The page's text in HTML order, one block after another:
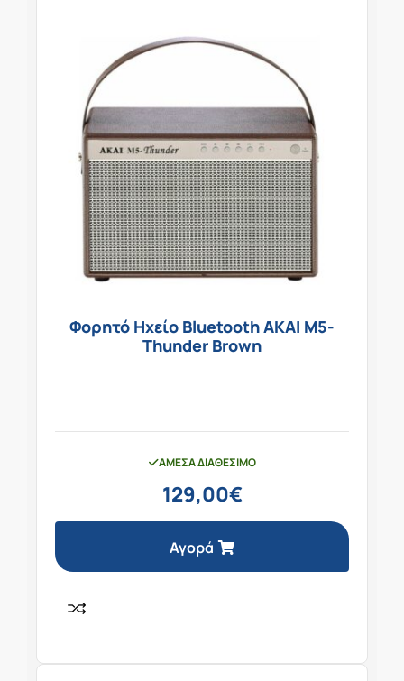
Φορητό Ηχείο Bluetooth AKAI M5-
Thunder Brown
ΆΜΕΣΑ ΔΙΑΘΈΣΙΜΟ
129,00€
Αγορά